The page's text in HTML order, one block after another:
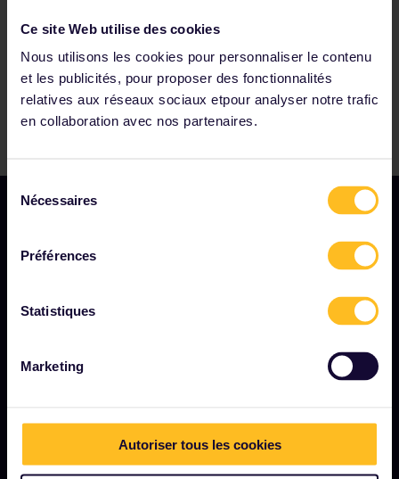
Ce site Web utilise des cookies
Nous utilisons les cookies pour personnaliser le contenu
et les publicités, pour proposer des fonctionnalités
relatives aux réseaux sociaux etpour analyser notre trafic
en collaboration avec nos partenaires.
Nécessaires
Préférences
Statistiques
Marketing
Autoriser tous les cookies
Conditions de réservation
Conditions d'utilisation de l'Interrail Pass